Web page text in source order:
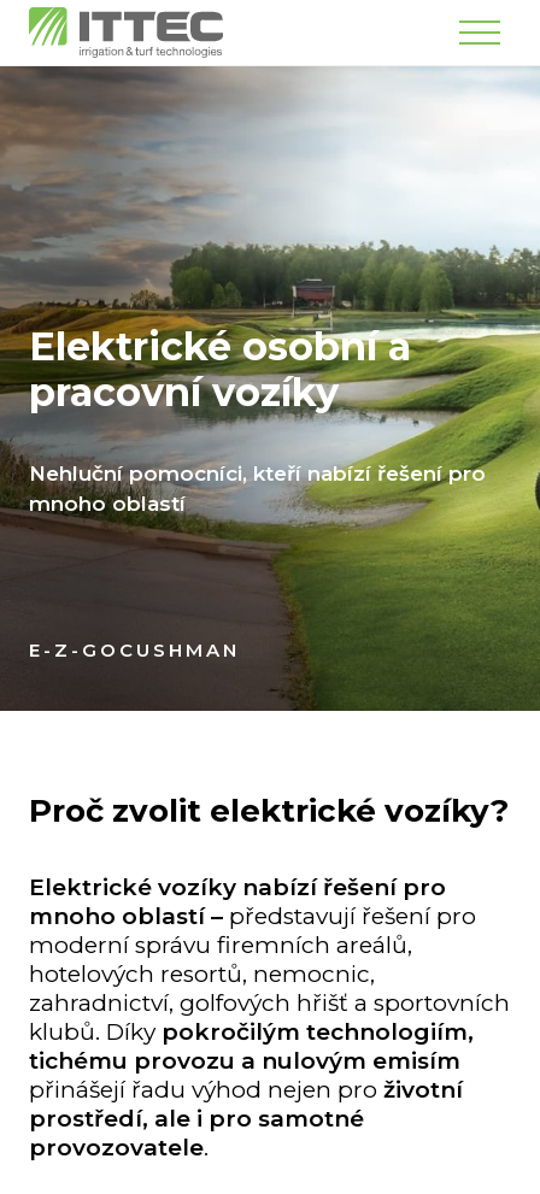
Menu
Elektrické osobnía
pracovní vozíky
Nehluční pomocníci, kteří nabízí řešení pro
mnoho oblastí
E-Z-GO CUSHMAN
Proč zvolit elektrické vozíky?
Elektrické vozíky nabízí řešení pro
mnoho oblastí – představují řešení pro
moderní správu firemních areálů,
hotelových resortů, nemocnic,
zahradnictví, golfových hřišť a sportovních
klubů. Díky pokročilým technologiím,
tichému provozu a nulovým emisím
přinášejí řadu výhod nejen pro životní
prostředí, ale i pro samotné
provozovatele.